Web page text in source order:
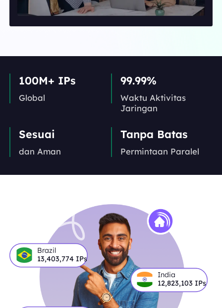
100M+ IPs
Global
99.99%
Waktu Aktivitas
Jaringan
Sesuai
dan Aman
Tanpa Batas
Permintaan Paralel
Brazil
13,403,774IPs
India
12,823,103 IPs